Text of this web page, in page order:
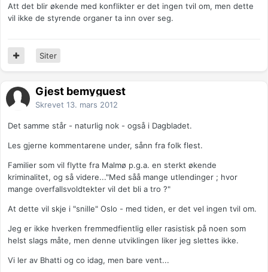
Att det blir økende med konflikter er det ingen tvil om, men dette
vil ikke de styrende organer ta inn over seg.
Siter
Gjest bemyguest
Skrevet 13. mars 2012
Det samme står - naturlig nok - også i Dagbladet.
Les gjerne kommentarene under, sånn fra folk flest.
Familier som vil flytte fra Malmø p.g.a. en sterkt økende
kriminalitet, og så videre..."Med såå mange utlendinger ; hvor
mange overfallsvoldtekter vil det bli a tro ?"
At dette vil skje i "snille" Oslo - med tiden, er det vel ingen tvil om.
Jeg er ikke hverken fremmedfientlig eller rasistisk på noen som
helst slags måte, men denne utviklingen liker jeg slettes ikke.
Vi ler av Bhatti og co idag, men bare vent...